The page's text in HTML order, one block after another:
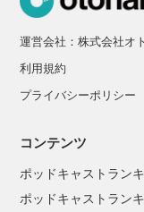
運営会社：株式会社オ
利用規約
プライバシーポリシー
コンテンツ
ポッドキャストラン
ポッドキャストラン